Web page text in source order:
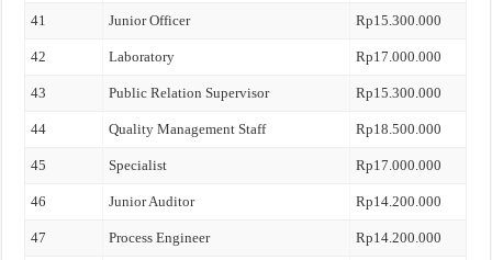
41 Junior Officer Rp15.300.000
42 Laboratory Rp17.000.000
43 Public Relation Supervisor Rp15.300.000
44 Quality Management Staff Rp18.500.000
45 Specialist Rp17.000.000
46 Junior Auditor Rp14.200.000
47 Process Engineer Rp14.200.000